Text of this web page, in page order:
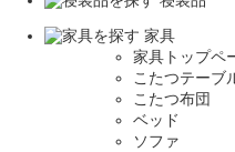
家具
家具トップペ
こたつテーブ
こたつ布団
ベッド
ソファ